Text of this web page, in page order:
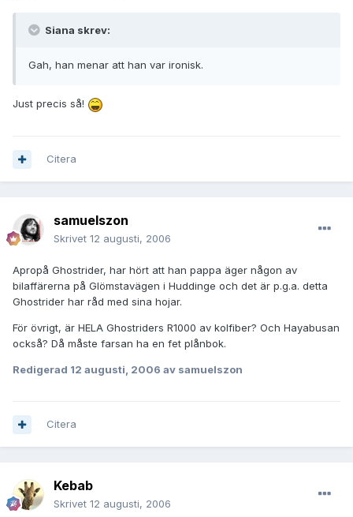
Siana skrev:
Gah, han menar att han var ironisk.
Just precis så!
Citera
samuelszon
Skrivet 12 augusti, 2006
Apropå Ghostrider, har hört att han pappa äger någon av
bilaffärerna på Glömstavägen i Huddinge och det är p.g.a. detta
Ghostrider har råd med sina hojar.
För övrigt, är HELA Ghostriders R1000 av kolfiber? Och Hayabusan
också? Då måste farsan ha en fet plånbok.
Redigerad 12 augusti, 2006 av samuelszon
Citera
Kebab
Skrivet 12 augusti, 2006